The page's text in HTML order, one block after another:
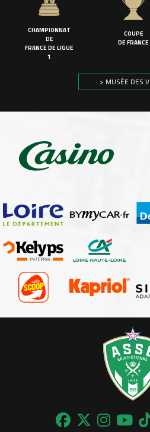
CHAMPIONNAT
DE
FRANCE DE LIGUE
1
COUPE
DE FRANCE
> MUSÉE DES